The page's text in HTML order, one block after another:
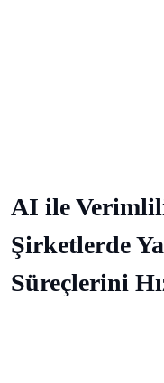
AI ile
Şirketlerde
Süreçlerini